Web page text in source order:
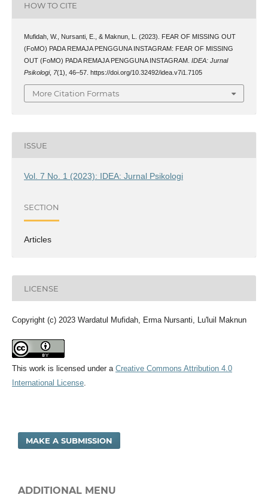
HOW TO CITE
Mufidah, W., Nursanti, E., & Maknun, L. (2023). FEAR OF MISSING OUT
(FoMO) PADA REMAJA PENGGUNA INSTAGRAM: FEAR OF MISSING
OUT (FoMO) PADA REMAJA PENGGUNA INSTAGRAM. IDEA: Jurnal
Psikologi, 7(1), 46–57. https://doi.org/10.32492/idea.v7i1.7105
More Citation Formats
ISSUE
Vol. 7 No. 1 (2023): IDEA: Jurnal Psikologi
SECTION
Articles
LICENSE
Copyright (c) 2023 Wardatul Mufidah, Erma Nursanti, Lu'luil Maknun
This work is licensed under a Creative Commons Attribution 4.0
International License.
MAKE A SUBMISSION
ADDITIONAL MENU